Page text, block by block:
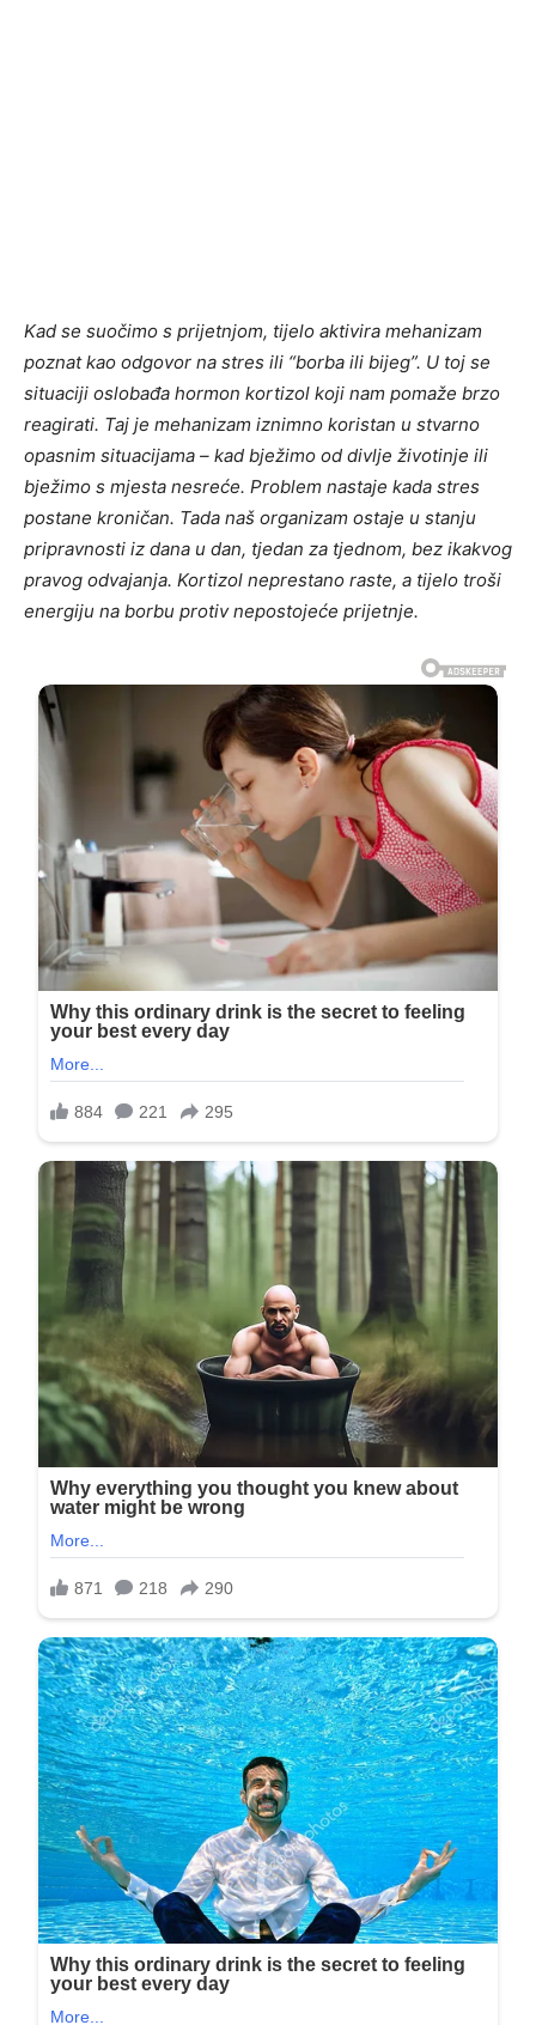
Kad se suočimo s prijetnjom, tijelo aktivira mehanizam
poznat kao odgovor na stres ili “borba ili bijeg”. U toj se
situaciji oslobađa hormon kortizol koji nam pomaže brzo
reagirati. Taj je mehanizam iznimno koristan u stvarno
opasnim situacijama – kad bježimo od divlje životinje ili
bježimo s mjesta nesreće. Problem nastaje kada stres
postane kroničan. Tada naš organizam ostaje u stanju
pripravnosti iz dana u dan, tjedan za tjednom, bez ikakvog
pravog odvajanja. Kortizol neprestano raste, a tijelo troši
energiju na borbu protiv nepostojeće prijetnje.